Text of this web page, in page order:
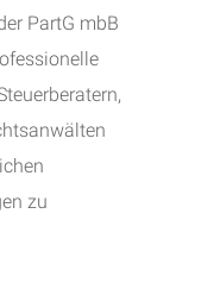
PartG mbB
zu